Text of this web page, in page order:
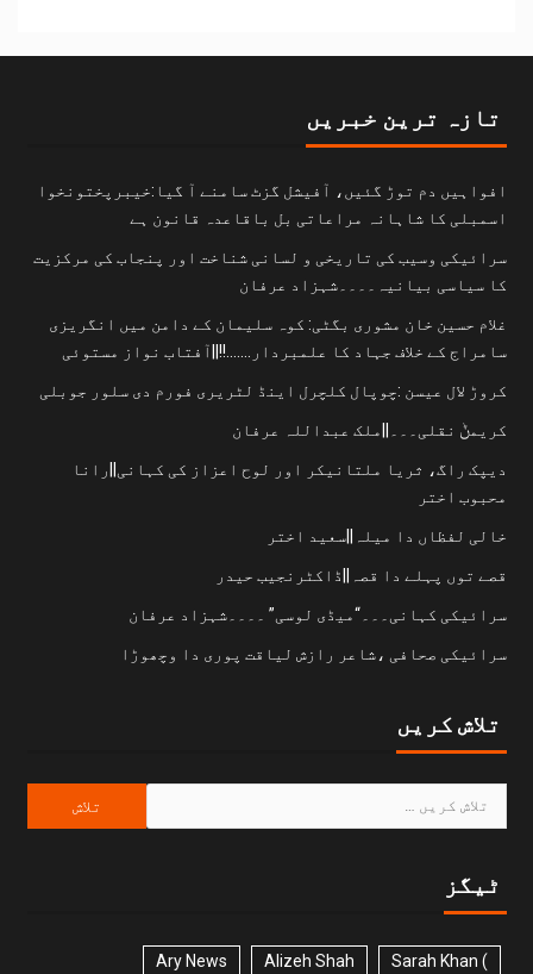
تازہ ترین خبریں
افواہیں دم توڑ گئیں، آفیشل گزٹ سامنے آ گیا:خیبرپختونخوا
اسمبلی کا شاہانہ مراعاتی بل باقاعدہ قانون ہے
سرائیکی وسیب کی تاریخی و لسانی شناخت اور پنجاب کی مرکزیت
کا سیاسی بیانیہ۔۔۔۔شہزاد عرفان
غلام حسین خان مشوری بگٹی: کوہ سلیمان کے دامن میں انگریزی
سامراج کے خلاف جہاد کا علمبردار…….!!||آفتاب نواز مستوئی
کروڑ لال عیسن :چوپال کلچرل اینڈ لٹریری فورم دی سلور جوبلی
کریمݨ نقلی۔۔۔||ملک عبداللہ عرفان
دیپک راگ، ثریا ملتانیکر اور لوح اعزاز کی کہانی||رانا
محبوب اختر
خالی لفظاں دا میلہ||سعید اختر
قصے توں پہلے دا قصہ||ڈاکٹرنجیب حیدر
سرائیکی کہانی۔۔۔“میڈی لوسی” ۔۔۔۔شہزاد عرفان
سرائیکی صحافی ،شاعر رازش لیاقت پوری دا وچھوڑا
تلاش کریں
ٹیگز
) Sarah Khan
Alizeh Shah
Ary News